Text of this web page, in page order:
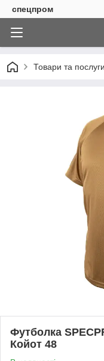
спецпром
Товари та послуги
Футболка
Койот 48